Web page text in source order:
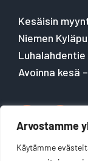
Arvostamme
Käytämme
Kesäisin
Niemen
Luhalahdentie
Avoinna kesä